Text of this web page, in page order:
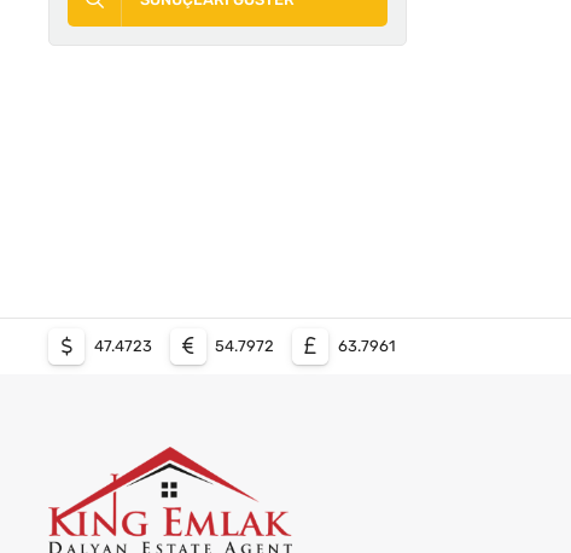
47.4723 54.7972 63.7961